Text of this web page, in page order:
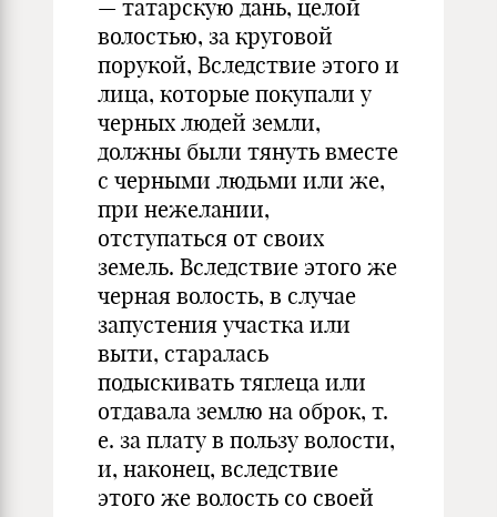
— татарскую дань, целой
волостью, за круговой
порукой, Вследствие этого и
лица, которые покупали у
черных людей земли,
должны были тянуть вместе
с черными людьми или же,
при нежелании,
отступаться от своих
земель. Вследствие этого же
черная волость, в случае
запустения участка или
выти, старалась
подыскивать тяглеца или
отдавала землю на оброк, т.
е. за плату в пользу волости,
и, наконец, вследствие
этого же волость со своей